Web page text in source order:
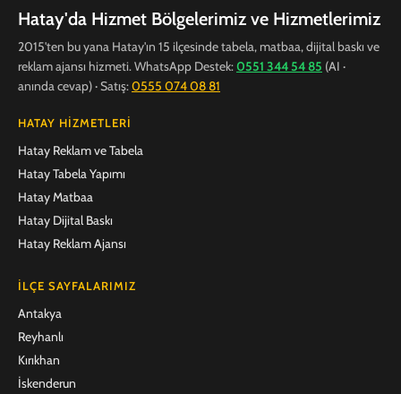
Hatay'da Hizmet Bölgelerimiz ve Hizmetlerimiz
2015'ten bu yana Hatay'ın 15 ilçesinde tabela, matbaa, dijital baskı ve
reklam ajansı hizmeti. WhatsApp Destek:0551 344 54 85 (AI ·
anında cevap) · Satış:0555 074 08 81
HATAY HIZMETLERI
Hatay Reklam ve Tabela
Hatay Tabela Yapımı
Hatay Matbaa
Hatay Dijital Baskı
Hatay Reklam Ajansı
İLÇE SAYFALARIMIZ
Antakya
Reyhanlı
Kırıkhan
İskenderun